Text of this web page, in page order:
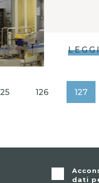
126 127
dati